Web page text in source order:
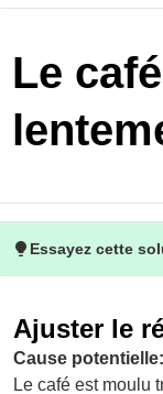
Le
Essayez cette
Ajuster le
Cause potentielle:
Le café est moulu